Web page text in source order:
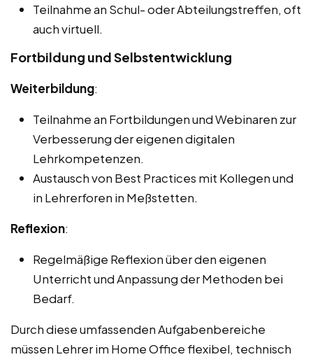
Teilnahme an Schul- oder Abteilungstreffen, oft
auch virtuell.
Fortbildung und Selbstentwicklung
Weiterbildung:
Teilnahme an Fortbildungen und Webinaren zur
Verbesserung der eigenen digitalen
Lehrkompetenzen.
Austausch von Best Practices mit Kollegen und
in Lehrerforen in Meßstetten.
Reflexion:
Regelmäßige Reflexion über den eigenen
Unterricht und Anpassung der Methoden bei
Bedarf.
Durch diese umfassenden Aufgabenbereiche
müssen Lehrer im Home Office flexibel, technisch